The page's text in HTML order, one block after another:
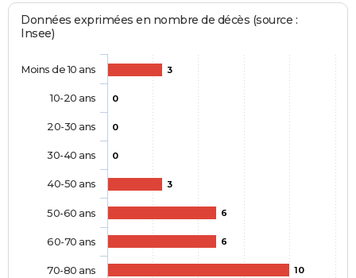
Données exprimées en nombre de décès (source :
Insee)
3
0
0
0
3
6
6
10
Moins de 10 ans
10-20 ans
20-30 ans
30-40 ans
40-50 ans
50-60 ans
60-70 ans
70-80 ans